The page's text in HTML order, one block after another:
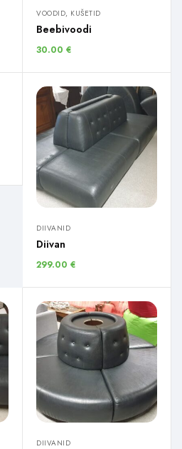
VOODID, KUŠETID
Beebivoodi
30.00 €
DIIVANID
Diivan
299.00 €
DIIVANID